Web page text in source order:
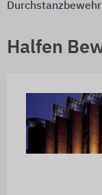
Halfen